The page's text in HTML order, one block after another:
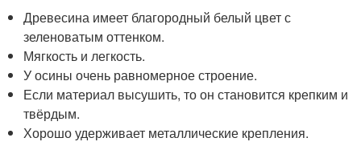
Древесина имеет благородный белый цвет с
зеленоватым оттенком.
Мягкость и легкость.
У осины очень равномерное строение.
Если материал высушить, то он становится крепким и
твёрдым.
Хорошо удерживает металлические крепления.